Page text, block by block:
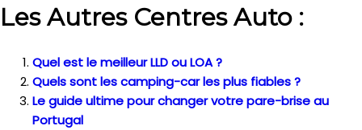
Les Autres Centres Auto :
Quel est le meilleur LLD ou LOA ?
Quels sont les camping-car les plus fiables ?
Le guide ultime pour changer votre pare-brise au
Portugal